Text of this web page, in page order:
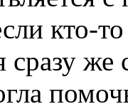
кто-
сразу